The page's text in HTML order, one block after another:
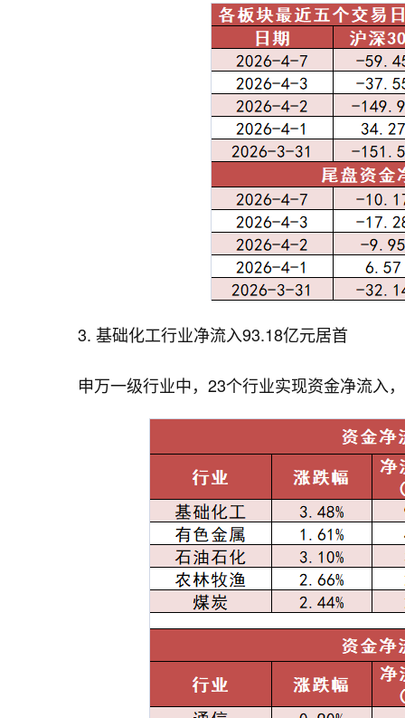
3. 基础化工行业净流入93.18亿元居首
申万一级行业中，23个行业实现资金净流入